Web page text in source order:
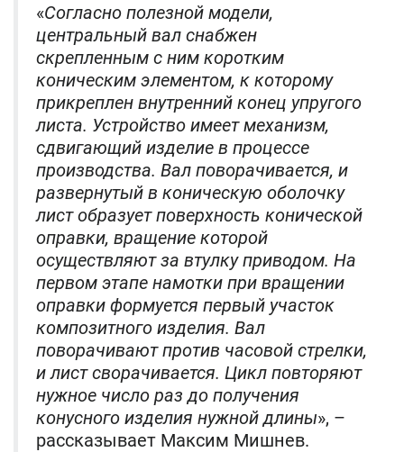
«Согласно полезной модели,
центральный вал снабжен
скрепленным с ним коротким
коническим элементом, к которому
прикреплен внутренний конец упругого
листа. Устройство имеет механизм,
сдвигающий изделие в процессе
производства. Вал поворачивается, и
развернутый в коническую оболочку
лист образует поверхность конической
оправки, вращение которой
осуществляют за втулку приводом. На
первом этапе намотки при вращении
оправки формуется первый участок
композитного изделия. Вал
поворачивают против часовой стрелки,
и лист сворачивается. Цикл повторяют
нужное число раз до получения
конусного изделия нужной длины», –
рассказывает Максим Мишнев.